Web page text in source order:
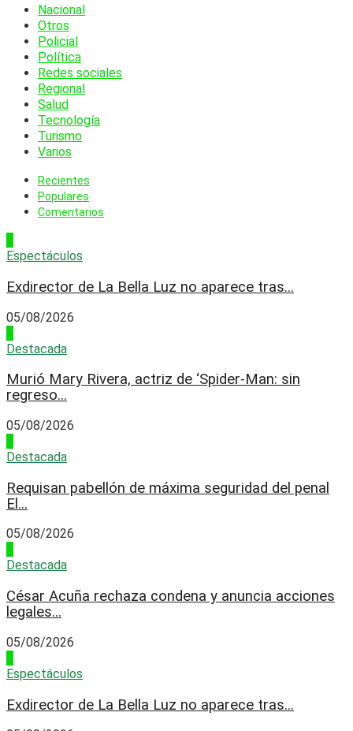
Nacional
Otros
Policial
Política
Redes sociales
Regional
Salud
Tecnología
Turismo
Varios
Recientes
Populares
Comentarios
Espectáculos
Exdirector de La Bella Luz no aparece tras...
05/08/2026
Destacada
Murió Mary Rivera, actriz de ‘Spider-Man: sin
regreso...
05/08/2026
Destacada
Requisan pabellón de máxima seguridad del penal
El...
05/08/2026
Destacada
César Acuña rechaza condena y anuncia acciones
legales...
05/08/2026
Espectáculos
Exdirector de La Bella Luz no aparece tras...